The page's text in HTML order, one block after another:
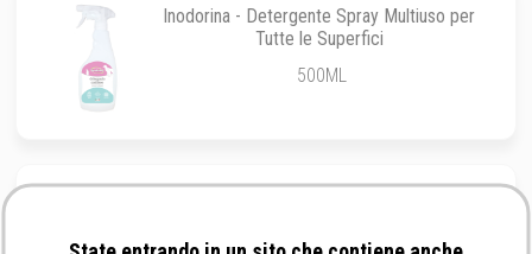
Inodorina - Detergente Spray Multiuso per
Tutte le Superfici
500ML